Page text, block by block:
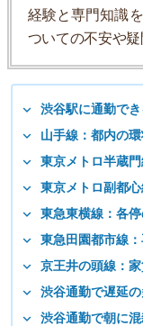
経験と専門知識
ついての不安や疑
渋谷駅に通勤で
山手線：都内の
東京メトロ半蔵
東京メトロ副都
東急東横線：各
東急田園都市線
京王井の頭線：
渋谷通勤で遅延
渋谷通勤で朝に